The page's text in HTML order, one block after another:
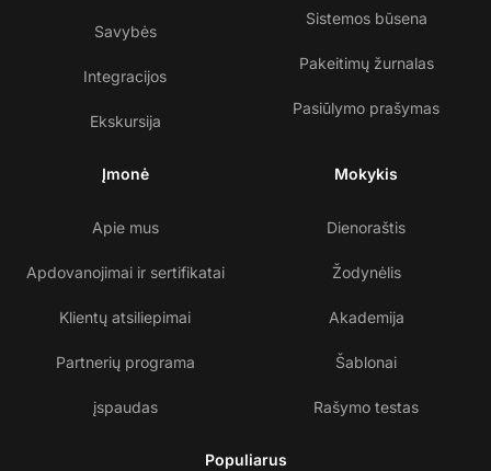
Savybės
Integracijos
Ekskursija
Sistemos būsena
Pakeitimų žurnalas
Pasiūlymo prašymas
Įmonė
Apie mus
Apdovanojimai ir sertifikatai
Klientų atsiliepimai
Partnerių programa
įspaudas
Mokykis
Dienoraštis
Žodynėlis
Akademija
Šablonai
Rašymo testas
Populiarus